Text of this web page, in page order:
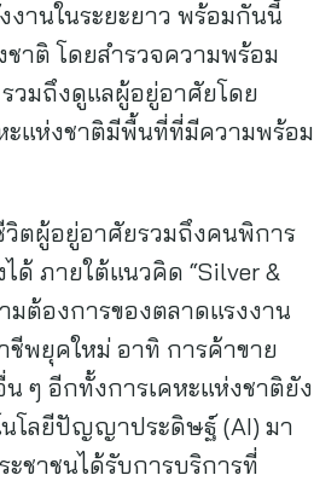
านในระยะยาว พร้อมกันนี้
ชาติ โดยสำรวจความพร้อม
วมถึงดูแลผู้อยู่อาศัยโดย
ะแห่งชาติมีพื้นที่ที่มีความพร้อม
ตผู้อยู่อาศัยรวมถึงคนพิการ
ด้ ภายใต้แนวคิด “Silver &
ต้องการของตลาดแรงงาน
พยุคใหม่ อาทิ การค้าขาย
ๆ อีกทั้งการเคหะแห่งชาติยัง
โลยีปัญญาประดิษฐ์ (AI) มา
ชาชนได้รับการบริการที่